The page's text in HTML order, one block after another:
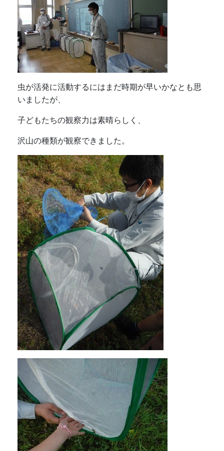
虫が活発に活動するにはまだ時期が早いかなとも思
いましたが、
子どもたちの観察力は素晴らしく、
沢山の種類が観察できました。